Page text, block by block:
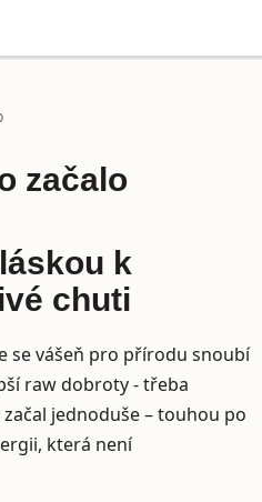
začalo
k
chuti
se vášeň pro přírodu snoubí
raw dobroty - třeba
jednoduše – touhou po
která není